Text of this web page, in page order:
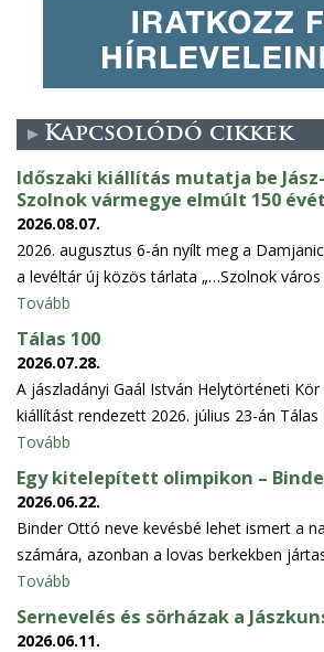
Kapcsolódó cikkek
Időszaki kiállítás mutatja be
Szolnok vármegye elmúlt 150 évét
2026.08.07.
2026. augusztus 6-án nyílt meg a
a levéltár új közös tárlata „…Szolnok város
Tovább
Tálas 100
2026.07.28.
A jászladányi Gaál István Helytörténeti
kiállítást rendezett 2026. július 23-án Tálas
Tovább
Egy kitelepített olimpikon –
2026.06.22.
Binder Ottó neve kevésbé lehet ismert a
számára, azonban a lovas berkekben
Tovább
Sernevelés és sörházak a
2026.06.11.